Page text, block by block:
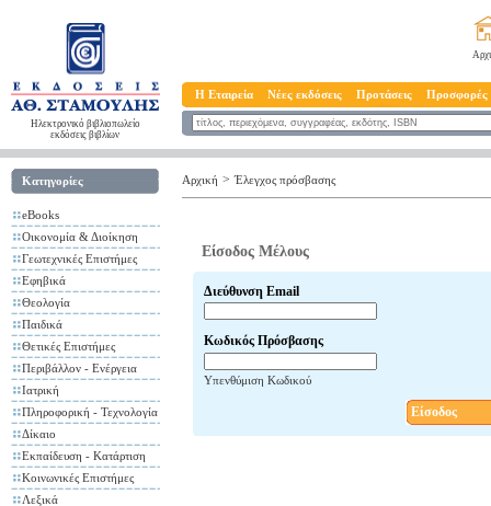
Ηλεκτρονικό βιβλιοπωλείο
εκδόσεις βιβλίων
Η Εταιρεία Νέες εκδόσεις Προτάσεις Προσφορές
Κατηγορίες
eBooks
Οικονομία & Διοίκηση
Γεωτεχνικές Επιστήμες
Εφηβικά
Θεολογία
Παιδικά
Θετικές Επιστήμες
Περιβάλλον - Ενέργεια
Ιατρική
Πληροφορική - Τεχνολογία
Δίκαιο
Εκπαίδευση - Κατάρτιση
Κοινωνικές Επιστήμες
Λεξικά
Αρχική > Έλεγχος πρόσβασης
Είσοδος Μέλους
Διεύθυνση Email
Κωδικός Πρόσβασης
Υπενθύμιση Κωδικού
Είσοδος